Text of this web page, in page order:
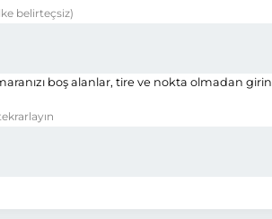
belirteçsiz)
boş alanlar, tire ve nokta olmadan